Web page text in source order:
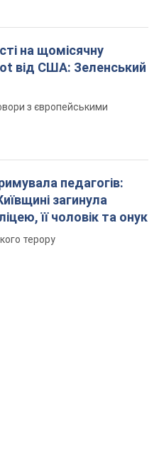
на щомісячну
від США: Зеленський
з європейськими
педагогів:
загинула
її чоловік та онук
терору